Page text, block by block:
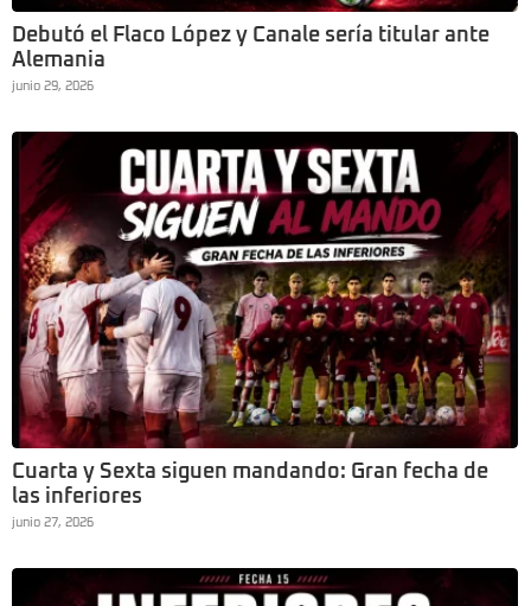
Debutó el Flaco López y Canale sería titular ante
Alemania
junio 29, 2026
Cuarta y Sexta siguen mandando: Gran fecha de
las inferiores
junio 27, 2026